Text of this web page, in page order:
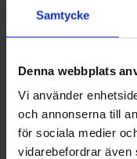
Samtycke
Denna webbplats
Vi använder
och annonserna till
för sociala medier
vidarebefordrar även